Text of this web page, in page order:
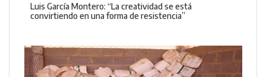
Luis García Montero: “La creatividad se está
convirtiendo en una forma de resistencia”